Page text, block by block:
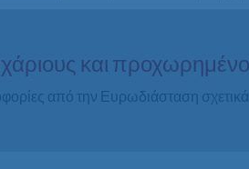
και
από την Ευρωδιάσταση